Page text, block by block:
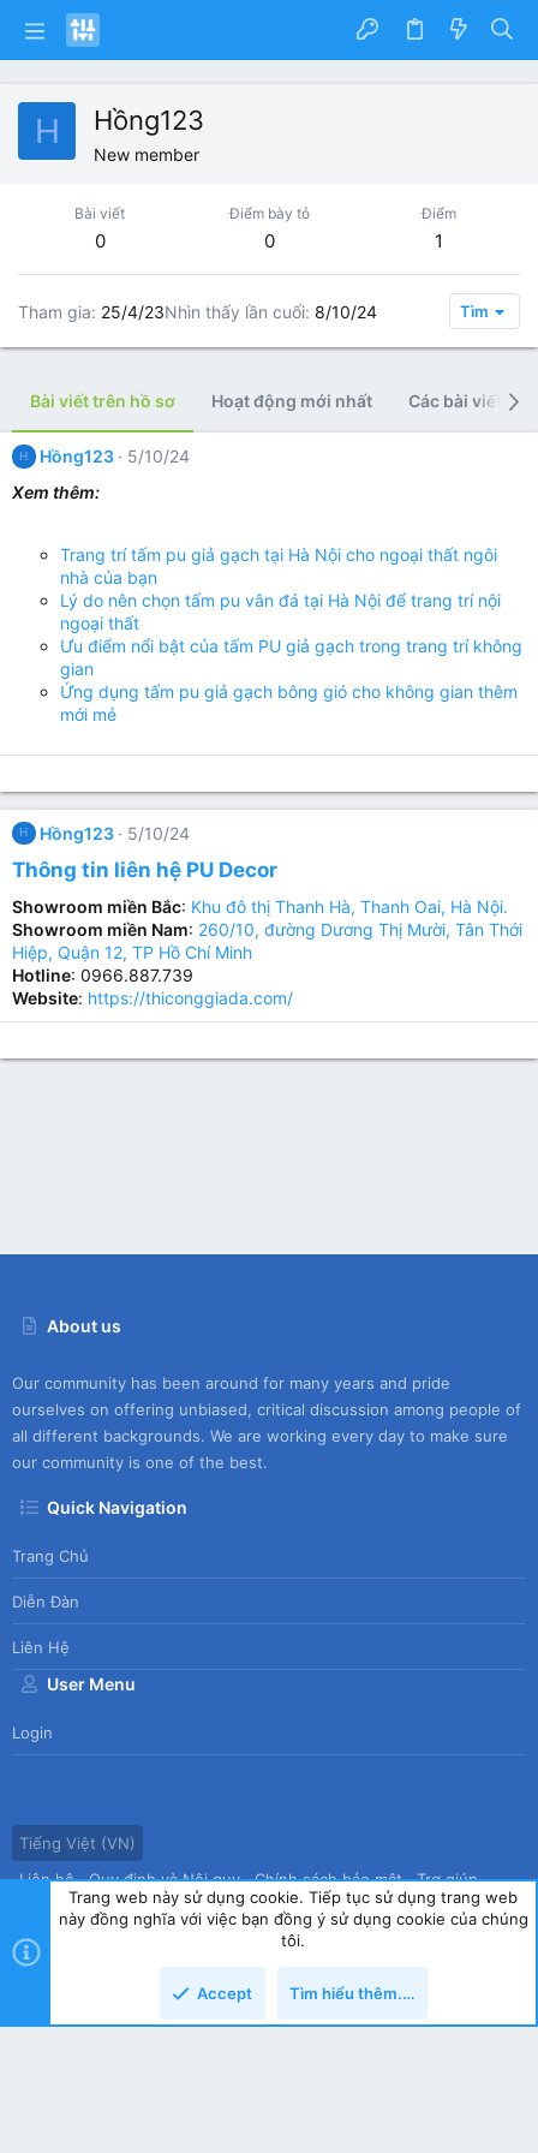
H Hồng123
New member
Bài viết
0
Điểm bày tỏ
0
Điểm
1
Tham gia 25/4/23Nhìn thấy lần cuối 8/10/24 Tìm
Bài viết trên hồ sơ Hoạt động mới nhất Các bài viết
H Hồng123
5/10/24
Xem thêm:
Trang trí tấm pu giả gạch tại Hà Nội cho ngoại thất ngôi
nhà của bạn
Lý do nên chọn tấm pu vân đá tại Hà Nội để trang trí nội
ngoại thất
Ưu điểm nổi bật của tấm PU giả gạch trong trang trí không
gian
Ứng dụng tấm pu giả gạch bông gió cho không gian thêm
mới mẻ
H Hồng123 5/10/24
Thông tin liên hệ PU Decor
Showroom miền Bắc: Khu đô thị Thanh Hà, Thanh Oai, Hà Nội.
Showroom miền Nam: 260/10, đường Dương Thị Mười, Tân Thới
Hiệp, Quận 12, TP Hồ Chí Minh
Hotline: 0966.887.739
Website: https://thiconggiada.com/
About us
Our community has been around for many years and pride
ourselves on offering unbiased, critical discussion among people of
all different backgrounds. We are working every day to make sure
our community is one of the best.
Quick Navigation
Trang Chủ
Diễn Đàn
Liên Hệ
User Menu
Login
Tiếng Việt (VN)
Liên hệ
Quy định và Nội quy Chính sách bảo mật
Trợ giúp
Trang chủ
R
copyright by Tin học Thế hệ mới
Trang web này sử dụng cookie. Tiếp tục sử dụng trang web
này đồng nghĩa với việc bạn đồng ý sử dụng cookie của chúng
tôi.
Accept Tìm hiểu thêm.…